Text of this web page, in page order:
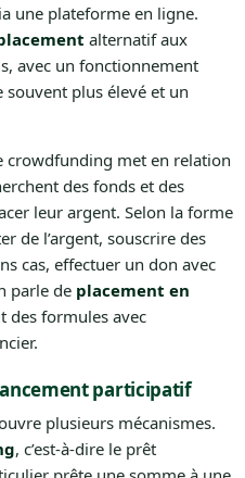
une plateforme en ligne.
alternatif aux
avec un fonctionnement
plus élevé et un
crowdfunding met en relation
des fonds et des
leur argent. Selon la forme
de l’argent, souscrire des
cas, effectuer un don avec
parle de placement en
des formules avec
participatif
plusieurs mécanismes.
, c’est-à-dire le prêt